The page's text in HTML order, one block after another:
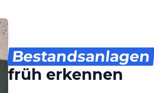
Bestandsanlagen
früh erkennen